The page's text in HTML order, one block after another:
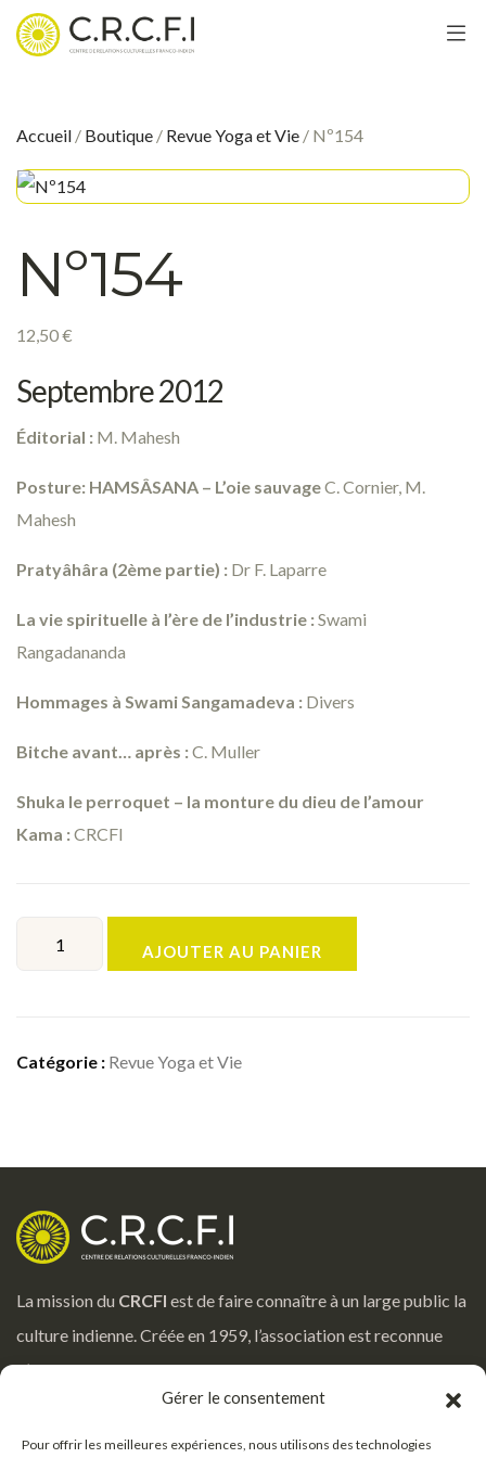
Gérer le consentement
Pour offrir les meilleures expériences, nous utilisons des technologies
Accueil / Boutique / Revue Yoga et Vie / Nº154
Nº154
12,50€
Septembre 2012
Éditorial : M. Mahesh
Posture: HAMSÂSANA – L’oie sauvageC. Cornier, M.
Mahesh
Pratyâhâra (2ème partie) : Dr F. Laparre
La vie spirituelle à l’ère de l’industrie :Swami
Rangadananda
Hommages à Swami Sangamadeva : Divers
Bitche avant… après :C. Muller
Shuka le perroquet – la monture du dieu de l’amour
Kama :CRCFI
AJOUTER AU PANIER
Catégorie : Revue Yoga et Vie
La mission du CRCFI est de faire connaître à un large public la
culture indienne. Créée en 1959, l’association est reconnue
d’utilité publique par le Ministère de la Culture.
Notre adresse